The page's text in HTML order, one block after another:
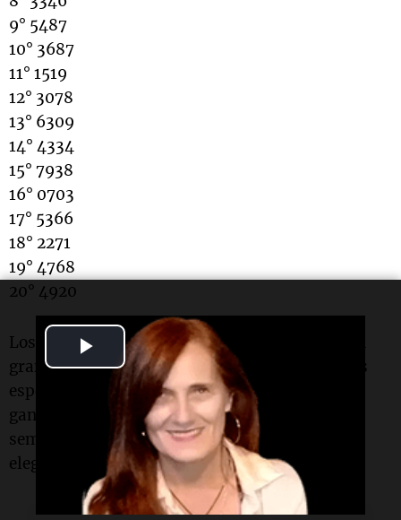
Play
Video
9° 5487
10° 3687
11° 1519
12° 3078
13° 6309
14° 4334
15° 7938
16° 0703
17° 5366
18° 2271
19° 4768
20° 4920
Los resultados de laQuiniela Nocturna
generan
gran expectativa entre los apostadores, quienes
esperan con ansias conocer los números
ganadores. Este sorteo, que se realiza
semanalmente, es una de las opciones más
elegidas por los jugadores enArgentina